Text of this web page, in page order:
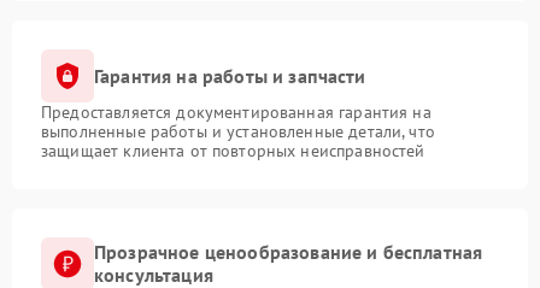
Гарантия на работы и запчасти
Предоставляется документированная гарантия на
выполненные работы и установленные детали, что
защищает клиента от повторных неисправностей
Прозрачное ценообразование и бесплатная
консультация